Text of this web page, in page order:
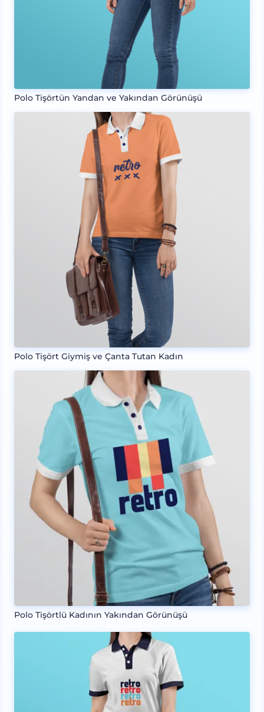
Polo Tişörtün Yandan ve Yakından Görünüşü
Polo Tişört Giymiş ve Çanta Tutan Kadın
Polo Tişörtlü Kadının Yakından Görünüşü